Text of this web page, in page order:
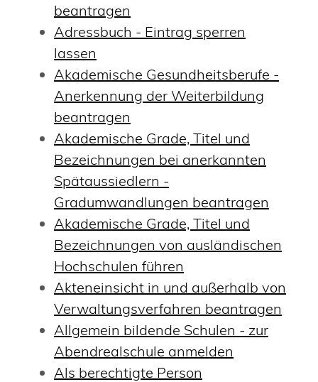
beantragen
Adressbuch - Eintrag sperren
lassen
Akademische Gesundheitsberufe -
Anerkennung der Weiterbildung
beantragen
Akademische Grade, Titel und
Bezeichnungen bei anerkannten
Spätaussiedlern -
Gradumwandlungen beantragen
Akademische Grade, Titel und
Bezeichnungen von ausländischen
Hochschulen führen
Akteneinsicht in und außerhalb von
Verwaltungsverfahren beantragen
Allgemein bildende Schulen - zur
Abendrealschule anmelden
Als berechtigte Person